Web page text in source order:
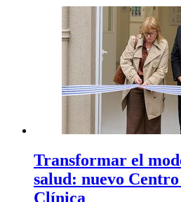
Transformar el
salud: nuevo
Clínica